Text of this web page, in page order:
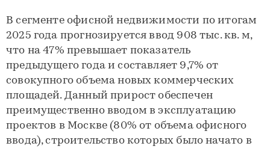
В сегменте офисной недвижимости по итогам
2025 года прогнозируется ввод 908 тыс. кв. м,
что на 47% превышает показатель
предыдущего года и составляет 9,7% от
совокупного объема новых коммерческих
площадей. Данный прирост обеспечен
преимущественно вводом в эксплуатацию
проектов в Москве (80% от объема офисного
ввода), строительство которых было начато в